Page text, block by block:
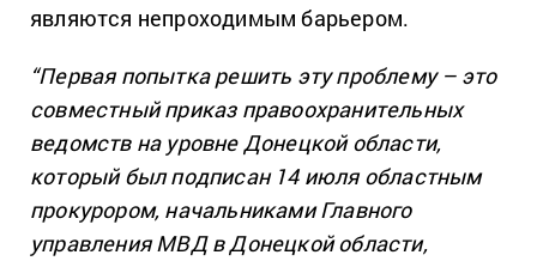
являются непроходимым барьером.
“Первая попытка решить эту проблему – это
совместный приказ правоохранительных
ведомств на уровне Донецкой области,
который был подписан 14 июля областным
прокурором, начальниками Главного
управления МВД в Донецкой области,